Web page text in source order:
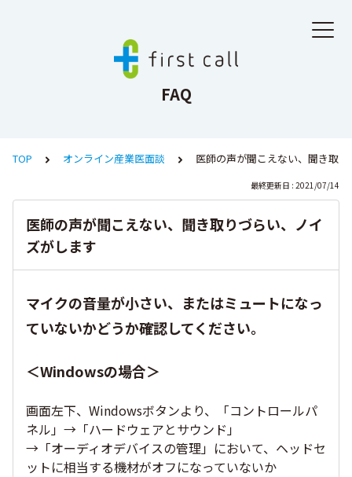
FAQ
TOP オンライン産業医面談 医師の声が聞こえない、聞き取
最終更新日 : 2021/07/14
医師の声が聞こえない、聞き取りづらい、ノイ
ズがします
マイクの音量が小さい、またはミュートになっ
ていないかどうか確認してください。
＜Windowsの場合＞
画面左下、Windowsボタンより、「コントロールパ
ネル」→「ハードウェアとサウンド」
→「オーディオデバイスの管理」において、ヘッドセ
ットに相当する機材がオフになっていないか